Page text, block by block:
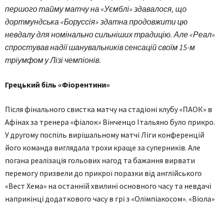
першого тайму матчу на «Уємблі» здавалося, що
дортмундська «Боруссія» здатна продовжити цю
невдалу для номінально сильніших традицію. Але «Реал»
спростував надії шанувальників сенсацій своїм 15-м
тріумфом у Лізі чемпіонів.
Грецький біль «Фіорентини»
Після фінального свистка матчу на стадіоні клубу «ПАОК» в
Афінах за тренера «фіалок» Вінченцо Італьяно було прикро.
У другому поспіль вирішальному матчі Ліги конференцій
його команда виглядала трохи краще за суперників. Але
погана реалізація гольових нагод та бажання вирвати
перемогу призвели до прикрої поразки від англійського
«Вест Хема» на останній хвилині основного часу та невдачі
наприкінці додаткового часу в грі з «Олімпіакосом». «Віола»